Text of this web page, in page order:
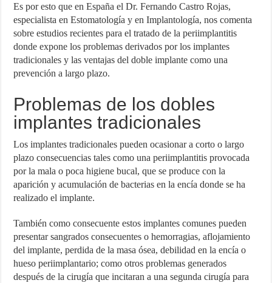
Es por esto que en España el Dr. Fernando Castro Rojas,
especialista en Estomatología y en Implantología, nos comenta
sobre estudios recientes para el tratado de la periimplantitis
donde expone los problemas derivados por los implantes
tradicionales y las ventajas del doble implante como una
prevención a largo plazo.
Problemas de los dobles
implantes tradicionales
Los implantes tradicionales pueden ocasionar a corto o largo
plazo consecuencias tales como una periimplantitis provocada
por la mala o poca higiene bucal, que se produce con la
aparición y acumulación de bacterias en la encía donde se ha
realizado el implante.
También como consecuente estos implantes comunes pueden
presentar sangrados consecuentes o hemorragias, aflojamiento
del implante, perdida de la masa ósea, debilidad en la encía o
hueso periimplantario; como otros problemas generados
después de la cirugía que incitaran a una segunda cirugía para